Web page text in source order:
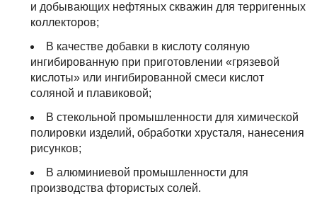
и добывающих нефтяных скважин для терригенных
коллекторов;
В качестве добавки в кислоту соляную
ингибированную при приготовлении «грязевой
кислоты» или ингибированной смеси кислот
соляной и плавиковой;
В стекольной промышленности для химической
полировки изделий, обработки хрусталя, нанесения
рисунков;
В алюминиевой промышленности для
производства фтористых солей.